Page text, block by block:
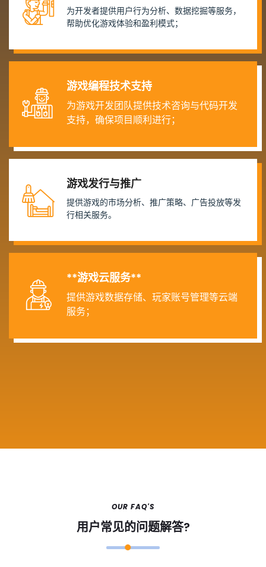
为开发者提供用户行为分析、数据挖掘等服务，
帮助优化游戏体验和盈利模式；
游戏编程技术支持
为游戏开发团队提供技术咨询与代码开发
支持，确保项目顺利进行；
游戏发行与推广
提供游戏的市场分析、推广策略、广告投放等发
行相关服务。
**游戏云服务**
提供游戏数据存储、玩家账号管理等云端
服务；
OUR FAQ'S
用户常见的问题解答?